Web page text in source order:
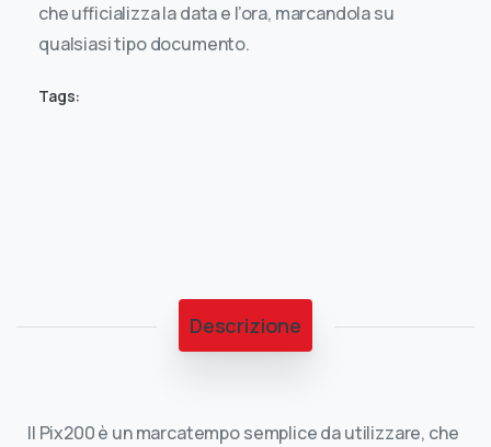
che ufficializza la data e l’ora, marcandola su
qualsiasi tipo documento.
Tags:
Descrizione
Il Pix200 è un marcatempo semplice da utilizzare, che